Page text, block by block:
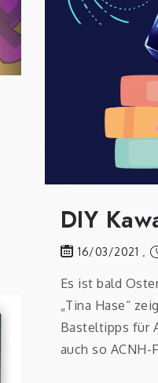
DIY
16/03/2021
Es ist bald
„Tina Hase“
Basteltipps für
auch so ACNH-